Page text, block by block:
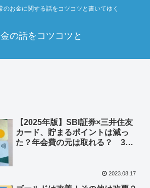
のお金に関する話をコツコツと書いてゆく
の話をコツコツと
【2025年版】SBI証券×三井住友
カード、貯まるポイントは減っ
た？年会費の元は取れる？ 3種
2023.08.17